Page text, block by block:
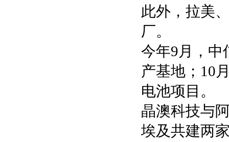
此外，拉美
厂。
今年9月，中
产基地；10
电池项目。
晶澳科技与
埃及共建两